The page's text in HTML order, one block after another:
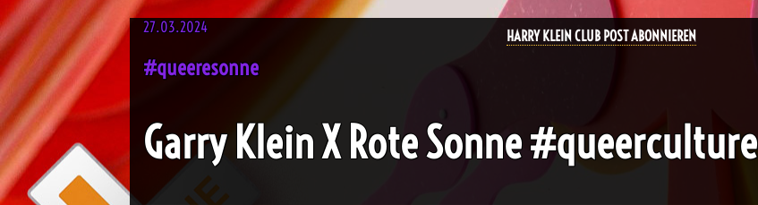
HARRY KLEIN CLUB POST ABONNIEREN
27.03.2024
#queeresonne
Garry Klein X Rote Sonne #queerculture